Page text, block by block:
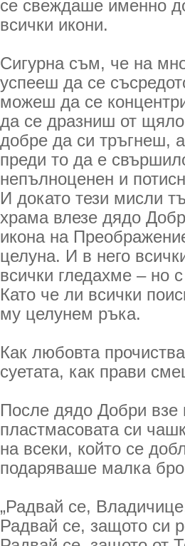
се свеждаше именно
всички икони.
Сигурна съм, че на
успееш да се
можеш да се
да се дразниш от
добре да си тръгнеш,
преди то да е
непълноценен и
И докато тези мисли
храма влезе дядо
икона на
целуна. И в него
всички гледахме – но
Като че ли всички
му целунем ръка.
Как любовта
суетата, как прави
После дядо Добри взе
пластмасовата си
на всеки, който се
подаряваше малка
„Радвай се,
Радвай се, защото си